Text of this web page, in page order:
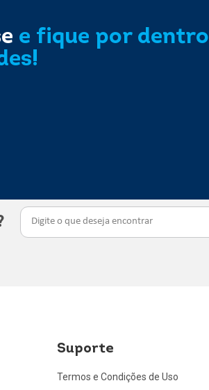
e fique por dentro
Suporte
Termos e Condições de Uso